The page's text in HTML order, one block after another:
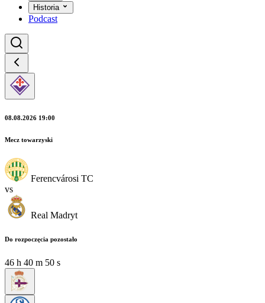
Historia
Podcast
08.08.2026 19:00
Mecz towarzyski
Ferencvárosi TC
vs
Real Madryt
Do rozpoczęcia pozostało
46 h 40 m 48 s